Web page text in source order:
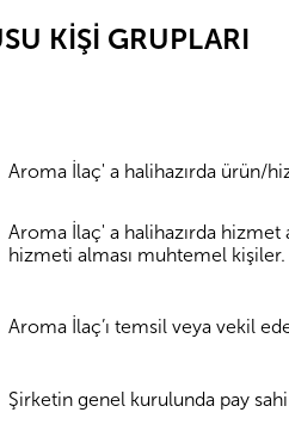
KİŞİ GRUPLARI
Aroma İlaç' a halihazırda ürün/
Aroma İlaç' a halihazırda
hizmeti alması muhtemel kişiler.
Aroma İlaç’ı temsil veya vekil
Şirketin genel kurulunda pay